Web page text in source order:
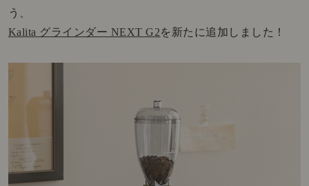
う、
Kalita グラインダー NEXT G2を新たに追加しました！